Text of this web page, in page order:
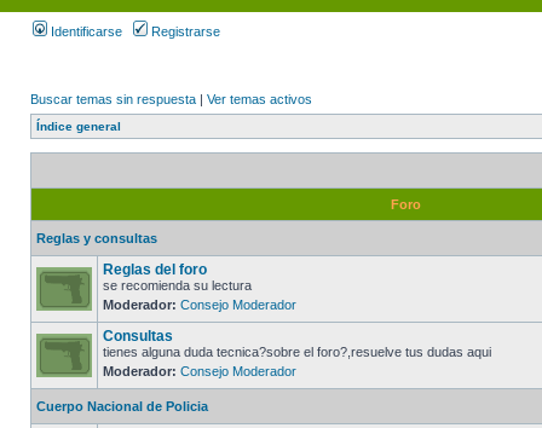
Identificarse Registrarse
Buscar temas sin respuesta | Ver temas activos
Índice general
Foro
Reglas y consultas
Reglas del foro
se recomienda su lectura
Moderador: Consejo Moderador
Consultas
tienes alguna duda tecnica?sobre el foro?,resuelve tus dudas aqui
Moderador: Consejo Moderador
Cuerpo Nacional de Policia